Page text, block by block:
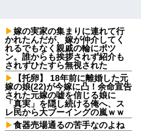
嫁の実家の集まりに連れて行
かれたんだが、嫁が仲介してく
れるでもなく親戚の輪にポツ
ン。誰からも挨拶されず紹介も
されずひたすら無視された
【托卵】 18年前に離婚した元
嫁の娘(22)が今嫁に凸！余命宣告
された元嫁の嘘を信じる娘に
「真実」を隠し続ける俺へ、ス
レ民から大ブーイングの嵐ｗｗ
食器売場通るの苦手なのよね